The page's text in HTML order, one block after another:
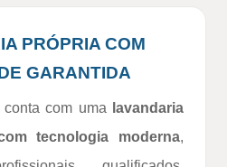
PRÓPRIA COM
GARANTIDA
com uma
lavandaria
tecnologia moderna,